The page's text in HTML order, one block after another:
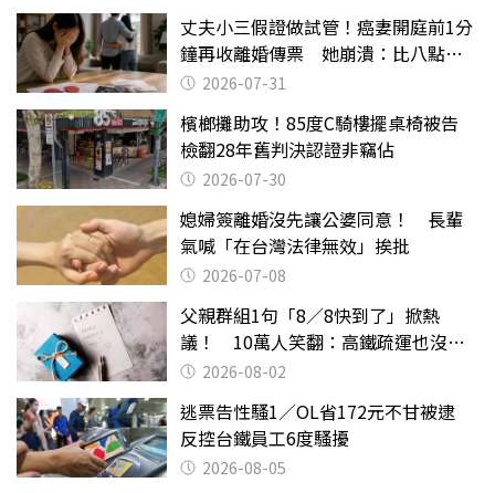
丈夫小三假證做試管！癌妻開庭前1分
鐘再收離婚傳票 她崩潰：比八點檔
還扯2026-07-31
檳榔攤助攻！85度C騎樓擺桌椅被告
檢翻28年舊判決認證非竊佔
2026-07-30
媳婦簽離婚沒先讓公婆同意！ 長輩
氣喊「在台灣法律無效」挨批
2026-07-08
父親群組1句「8／8快到了」掀熱
議！ 10萬人笑翻：高鐵疏運也沒列
父親節
2026-08-02
逃票告性騷1／OL省172元不甘被逮
反控台鐵員工6度騷擾
2026-08-05